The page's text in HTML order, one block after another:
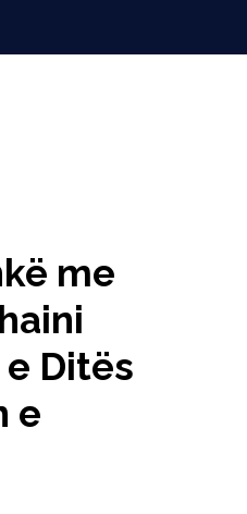
me
Ditës
e